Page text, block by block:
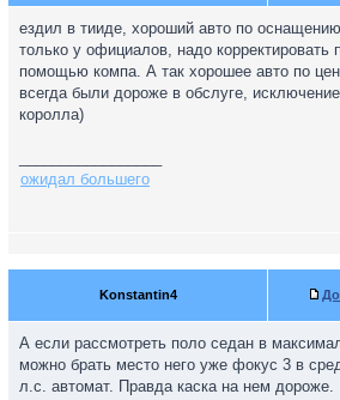
ездил в тииде, хороший авто по
только у официалов, надо корректировать
помощью компа. А так хорошее авто по
всегда были дороже в обслуге,
королла)
ожидал большего
Konstantin4
А если рассмотреть поло седан в
можно брать место него уже фокус 3 в
л.с. автомат. Правда каска на нем дороже.